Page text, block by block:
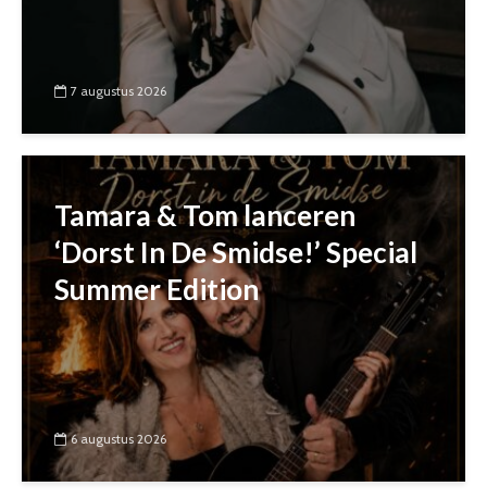
7 augustus 2026
Tamara & Tom lanceren
‘Dorst In De Smidse!’ Special
Summer Edition
6 augustus 2026